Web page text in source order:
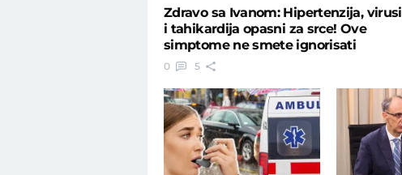
Zdravo sa Ivanom: Hipertenzija, virusi
i tahikardija opasni za srce! Ove
simptome ne smete ignorisati
0 5